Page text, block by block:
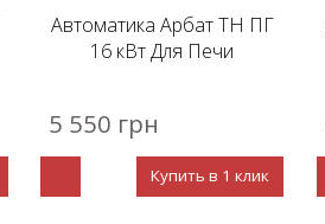
Автоматика Арбат ТН ПГ
16 кВт Для Печи
5 550 грн
Купить в 1 клик